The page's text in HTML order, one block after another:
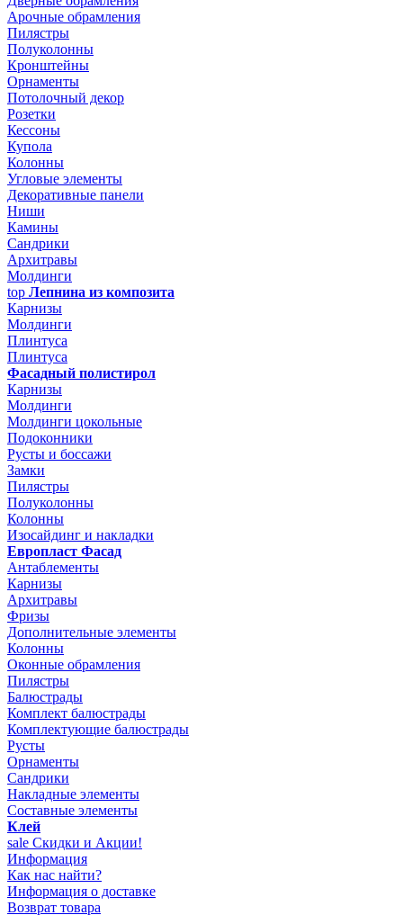
Арочные обрамления
Пилястры
Полуколонны
Кронштейны
Орнаменты
Потолочный декор
Розетки
Кессоны
Купола
Колонны
Угловые элементы
Декоративные панели
Ниши
Камины
Сандрики
Архитравы
Молдинги
top Лепнина из композита
Карнизы
Молдинги
Плинтуса
Плинтуса
Фасадный полистирол
Карнизы
Молдинги
Молдинги цокольные
Подоконники
Русты и боссажи
Замки
Пилястры
Полуколонны
Колонны
Изосайдинг и накладки
Европласт Фасад
Антаблементы
Карнизы
Архитравы
Фризы
Дополнительные элементы
Колонны
Оконные обрамления
Пилястры
Балюстрады
Комплект балюстрады
Комплектующие балюстрады
Русты
Орнаменты
Сандрики
Накладные элементы
Составные элементы
Клей
sale Скидки и Акции!
Информация
Как нас найти?
Информация о доставке
Возврат товара